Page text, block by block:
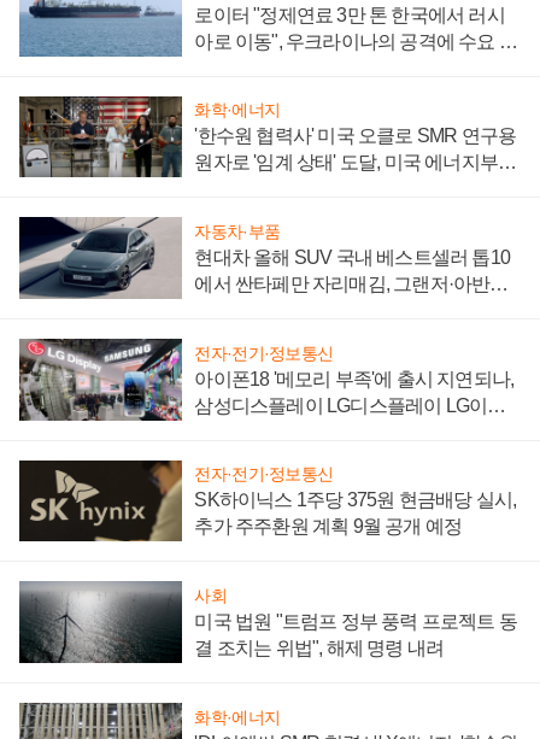
로이터 "정제연료 3만 톤 한국에서 러시
아로 이동", 우크라이나의 공격에 수요 늘
화학·에너지
'한수원 협력사' 미국 오클로 SMR 연구용
원자로 '임계 상태' 도달, 미국 에너지부
자동차·부품
현대차 올해 SUV 국내 베스트셀러 톱10
에서 싼타페만 자리매김, 그랜저·아반떼
전자·전기·정보통신
아이폰18 '메모리 부족'에 출시 지연되나,
삼성디스플레이 LG디스플레이 LG이노
전자·전기·정보통신
SK하이닉스 1주당 375원 현금배당 실시,
추가 주주환원 계획 9월 공개 예정
사회
미국 법원 "트럼프 정부 풍력 프로젝트 동
결 조치는 위법", 해제 명령 내려
화학·에너지